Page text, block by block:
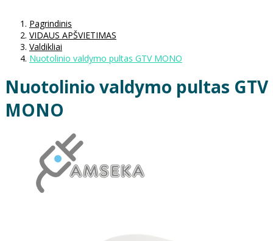
Pagrindinis
VIDAUS APŠVIETIMAS
Valdikliai
Nuotolinio valdymo pultas GTV MONO
Nuotolinio valdymo pultas GTV
MONO